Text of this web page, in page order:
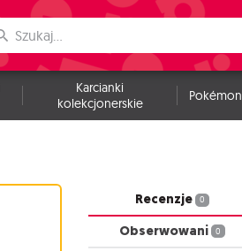
Karcianki
kolekcjonerskie
Pokémon
Recenzje 0
Obserwowani 0